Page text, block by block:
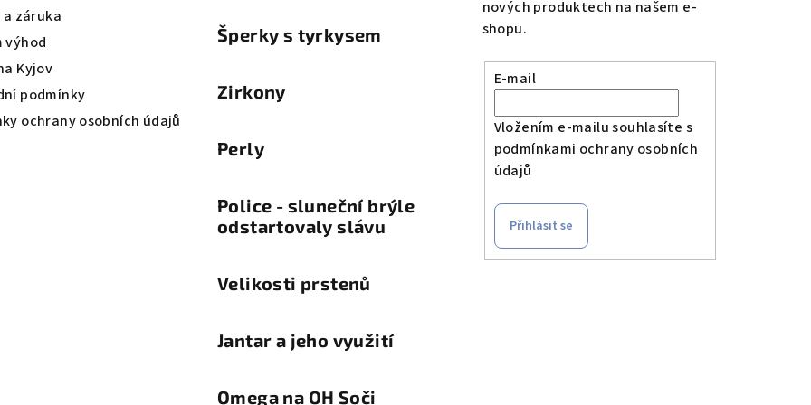
záruka
výhod
Kyjov
podmínky
ochrany osobních údajů
Šperky s tyrkysem
Zirkony
Perly
Police - sluneční brýle
odstartovaly slávu
Velikosti prstenů
Jantar a jeho využití
Omega na OH Soči
nových produktech na našem e-
shopu.
E-mail
Vložením e-mailu souhlasíte s
podmínkami ochrany osobních
údajů
Přihlásit se